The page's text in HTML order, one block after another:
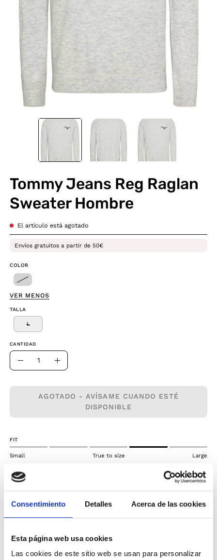
Consentimiento Detalles Acerca de las cookies
Esta página web usa cookies
Las cookies de este sitio web se usan para personalizar
Tommy Jeans Reg Raglan
Sweater Hombre
El artículo está agotado
Envíos gratuitos a partir de 50€
COLOR
VER MENOS
TALLA
L
CANTIDAD
Cantidad
Disminuir Aumentar
AGOTADO - AVÍSAME CUANDO ESTÉ
DISPONIBLE
FIT
Small True to size Large
Envíos gratis* en pedidos superiores a 50€
Envíos y devoluciones
Este jersey de punto de Tommy Jeans es una prenda
esencial que combina estilo y comodidad de una